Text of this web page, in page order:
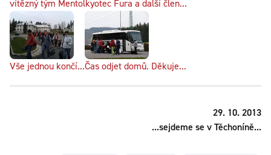
vítězný tým Mentolkyotec Fura a další člen...
Vše jednou končí...Čas odjet domů. Děkuje...
29. 10. 2013
...sejdeme se v Těchoníně...